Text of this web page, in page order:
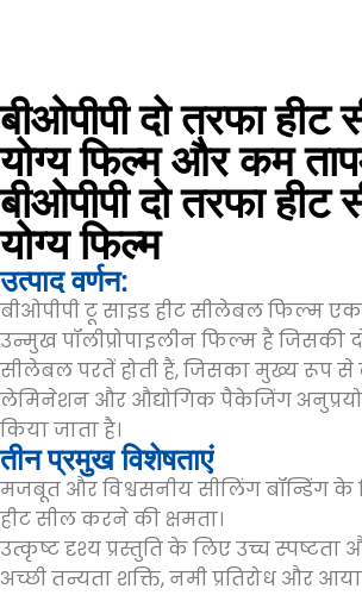
बीओपीपी दो तरफा
योग्य फिल्म और कम
बीओपीपी दो तरफा
योग्य फिल्म
उत्पाद वर्णन:
बीओपीपी टू साइड हीट सीलेबल फिल्म एक
उन्मुख पॉलीप्रोपाइलीन फिल्म है जिसकी
सीलेबल परतें होती हैं, जिसका मुख्य रूप
लेमिनेशन और औद्योगिक पैकेजिंग
किया जाता है।
तीन प्रमुख विशेषताएं
मजबूत और विश्वसनीय सीलिंग बॉन्डिंग के
हीट सील करने की क्षमता।
उत्कृष्ट दृश्य प्रस्तुति के लिए उच्च
अच्छी तन्यता शक्ति, नमी प्रतिरोध और